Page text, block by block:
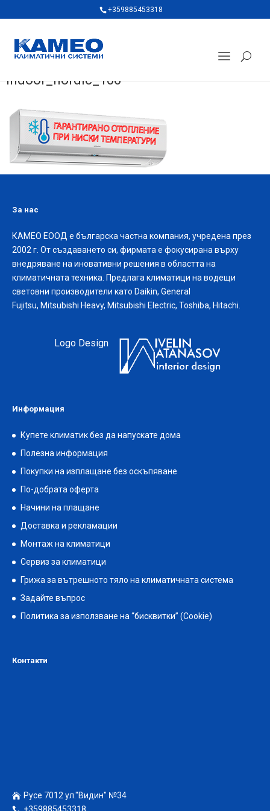
+359885453318
indoor_nordic_106
За нас
КАМЕО ЕООД е българска частна компания, учредена през
2002 г. От създаването си, фирмата е фокусирана върху
внедряване на иновативни решения в областта на
климатичната техника. Предлага климатици на водещи
световни производители като Daikin, General
Fujitsu, Mitsubishi Heavy, Mitsubishi Electric, Toshiba, Hitachi.
Logo Design
Информация
Купете климатик без да напускате дома
Полезна информация
Покупки на изплащане без оскъпяване
По-добрата оферта
Начини на плащане
Доставка и рекламации
Монтаж на климатици
Сервиз за климатици
Грижа за вътрешното тяло на климатичната система
Задайте въпрос
Политика за използване на “бисквитки” (Cookie)
Контакти
Русе 7012 ул."Видин" №34
+359885453318